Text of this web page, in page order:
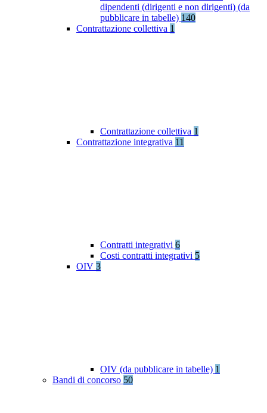
dipendenti (dirigenti e non dirigenti) (da
pubblicare in tabelle) 140
Contrattazione collettiva 1
Contrattazione collettiva 1
Contrattazione integrativa 11
Contratti integrativi 6
Costi contratti integrativi 5
OIV 3
OIV (da pubblicare in tabelle) 1
Bandi di concorso 50